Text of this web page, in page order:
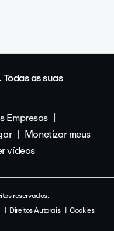
as suas
Empresas
Monetizar meus
vídeos
reservados.
Direitos Autorais
Cookies